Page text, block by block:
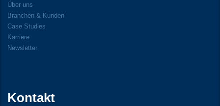
Über uns
Branchen & Kunden
Case Studies
Karriere
Newsletter
Kontakt